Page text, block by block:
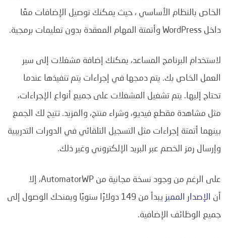
الخاص بالنظام الأساسي ، حيث يمكنك توصيل الإضافات معًا
داخل WordPress وأتمتة المهام المعقدة بدون تعليمات برمجية.
لاستخدام البرنامج المساعد، يمكنك إضافة مشغلات إلى سير
العمل الخاص بك. يتم دمجها في إجراءات يتم تنفيذها عندما
تحتاج إليها. يتم تشغيل المشغلات على جميع أنواع الإجراءات،
مثل مشاهدة مقطع فيديو، وشراء منتج، والمزيد. تتيح لك الجمع
بينهما أتمتة إجراءات مثل التسجيل التلقائي في الدورات التدريبية
وإرسال رمز الخصم عبر البريد الإلكتروني وغير ذلك.
على الرغم من وجود نسخة مجانية من AutomatorWP، إلا
أن الإصدار المميز
يبدأ من 149 دولارًا سنويًا ويمنحك الوصول إلى
جميع الوظائف الإضافية.